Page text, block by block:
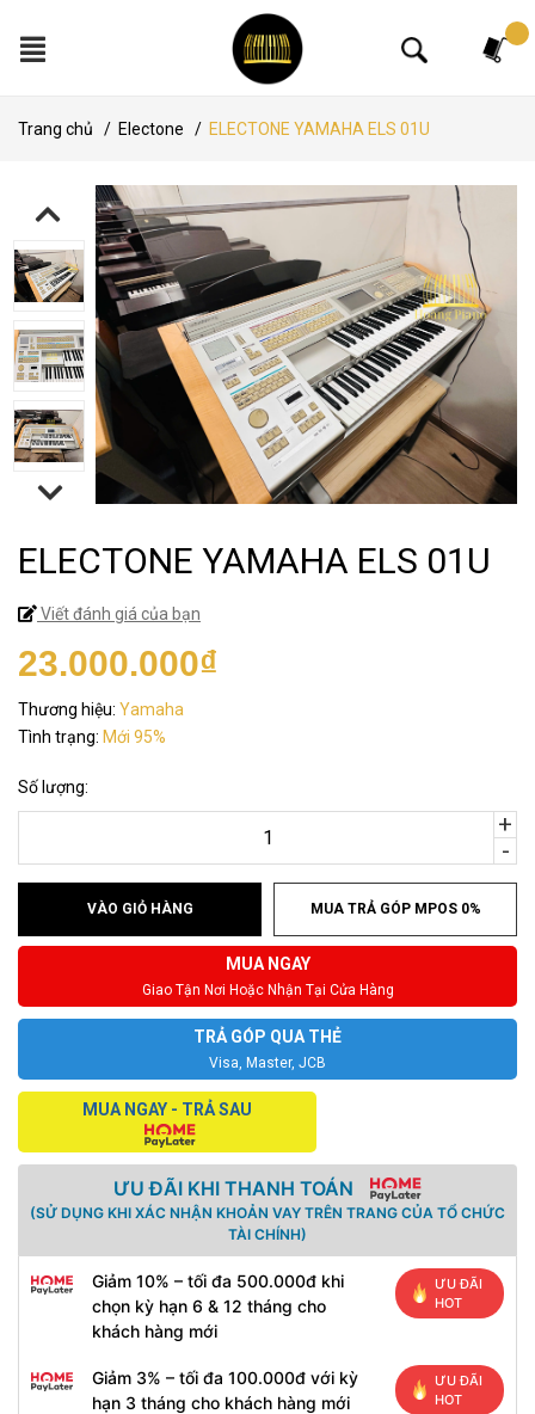
Trang chủ / Electone / ELECTONE YAMAHA ELS 01U
ELECTONE YAMAHA ELS 01U
Viết đánh giá của bạn
23.000.000₫
Thương hiệu: Yamaha
Tình trạng: Mới 95%
Số lượng:
-
+
VÀO GIỎ HÀNG MUA TRẢ GÓP MPOS 0%
MUA NGAY
Giao Tận Nơi Hoặc Nhận Tại Cửa Hàng
TRẢ GÓP QUA THẺ
Visa, Master, JCB
MUA NGAY - TRẢ SAU
ƯU ĐÃI KHI THANH TOÁN
(SỬ DỤNG KHI XÁC NHẬN KHOẢN VAY TRÊN TRANG CỦA TỔ CHỨC
TÀI CHÍNH)
Giảm 10% – tối đa 500.000đ khi
chọn kỳ hạn 6 & 12 tháng cho
khách hàng mới
ƯU ĐÃI
HOT
Giảm 3% – tối đa 100.000đ với kỳ
hạn 3 tháng cho khách hàng mới
ƯU ĐÃI
HOT